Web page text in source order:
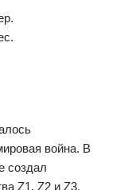
война. В
создал
Z1, Z2 и Z3.